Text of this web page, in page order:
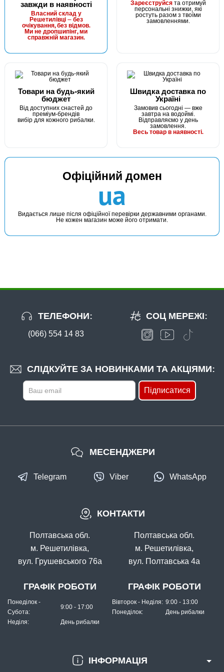
#FK-10071-8
24 грн 12 шт.
Гачок Fanatik ISEAMA FK-10071 №8
КУПИТИ
Гачок Fanatik ISEAMA FK-10071 №9
В наявності
Гачок Fanatik ISEAMA FK-10071 №10
24 грн
Гачок Fanatik ISEAMA FK-10071 №11
завжди в наявності
Власний склад у
Решетилівці — без
очікування, без відмов.
Ми не дропшипінг, ми
справжній магазин.
Зареєструйсята отримуй
персональні знижки, які
ростуть разом з твоїми
замовленнями.
Товари на будь-який
бюджет
Від доступних снастей до
преміум-брендів
вибір для кожного рибалки.
Швидка доставка по
Україні
Замовив сьогодні — вже
завтра на водоймі.
Відправляємо у день
замовлення.
Весь товар в наявності.
Офіційний домен
ua
Видається лише після офіційної перевірки державними органами.
Не кожен магазин може його отримати.
ТЕЛЕФОНИ:
(066) 554 14 83
СЛІДКУЙТЕ ЗА НОВИНКАМИ ТА АКЦІЯМИ:
Підписатися
СОЦ МЕРЕЖІ:
ІНФОРМАЦІЯ
КОНТАКТИ
Полтавська обл.
м. Решетилівка,
вул. Грушевського 76а
ГРАФІК РОБОТИ
Понеділок -
Субота:
9:00 - 17:00
Неділя: День рибалки
Полтавська обл.
м. Решетилівка,
вул. Полтавська 4а
ГРАФІК РОБОТИ
Вівторок - Неділя: 9:00 - 13:00
Понеділок:
День рибалки
МЕСЕНДЖЕРИ
Telegram Viber WhatsApp